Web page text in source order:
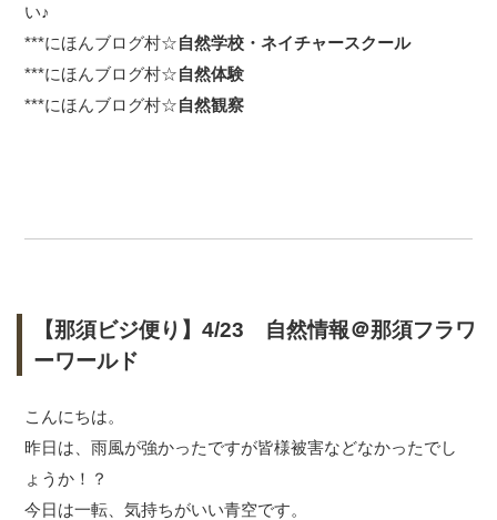
い♪
***にほんブログ村☆自然学校・ネイチャースクール
***にほんブログ村☆自然体験
***にほんブログ村☆自然観察
【那須ビジ便り】4/23 自然情報＠那須フラワ
ーワールド
こんにちは。
昨日は、雨風が強かったですが皆様被害などなかったでし
ょうか！？
今日は一転、気持ちがいい青空です。